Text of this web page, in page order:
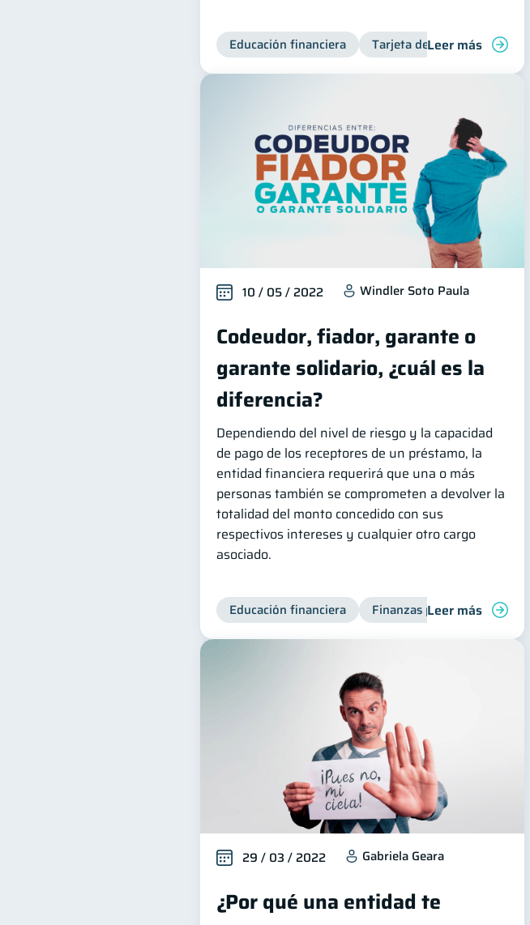
Educación financiera Tarjeta de crédito Deudas
Leer más
10 / 05 / 2022 Windler Soto Paula
Codeudor, fiador, garante o
garante solidario, ¿cuál es la
diferencia?
Dependiendo del nivel de riesgo y la capacidad
de pago de los receptores de un préstamo, la
entidad financiera requerirá que una o más
personas también se comprometen a devolver la
totalidad del monto concedido con sus
respectivos intereses y cualquier otro cargo
asociado.
Educación financiera Finanzas personales
Leer más
29 / 03 / 2022 Gabriela Geara
¿Por qué una entidad te